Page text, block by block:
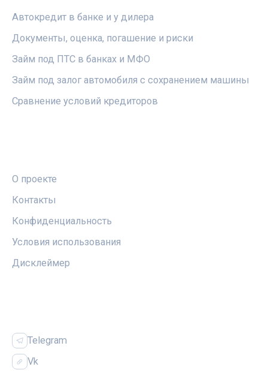
Автокредит в банке и у дилера
Документы, оценка, погашение и риски
Займ под ПТС в банках и МФО
Займ под залог автомобиля с сохранением машины
Сравнение условий кредиторов
О проекте
Контакты
Конфиденциальность
Условия использования
Дисклеймер
Telegram
Vk